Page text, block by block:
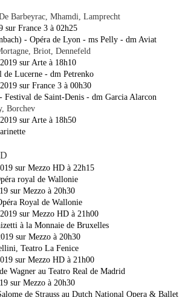
Barbeyrac, Mhamdi, Lamprecht
France 3 à 02h25
- Opéra de Lyon - ms Pelly - dm Aviat
Briot, Dennefeld
sur Arte à 18h10
de Lucerne - dm Petrenko
sur France 3 à 00h30
Festival de Saint-Denis - dm Garcia Alarcon
Borchev
sur Arte à 18h50
sur Mezzo HD à 22h15
royal de Wallonie
sur Mezzo à 20h30
Royal de Wallonie
sur Mezzo HD à 21h00
à la Monnaie de Bruxelles
sur Mezzo à 20h30
Teatro La Fenice
sur Mezzo HD à 21h00
Wagner au Teatro Real de Madrid
sur Mezzo à 20h30
de Strauss au Dutch National Opera & Ballet